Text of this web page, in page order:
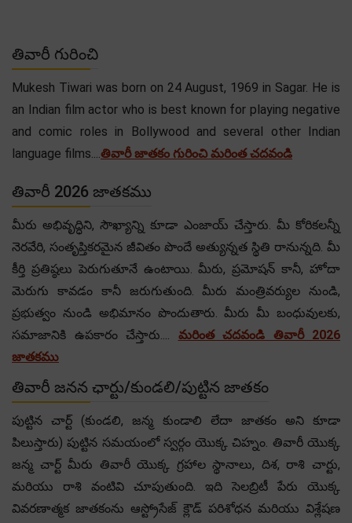
తివారీ గురించి
Mukesh Tiwari was born on 24 August, 1969 in Sagar. He is
an Indian film actor who is best known for playing negative
and comic roles in Bollywood and several other Indian
language films....తివారీ జాతకం గురించి మరింత చదవండి
తివారీ 2026 జాతకము
మీరు అభివృద్ధిని, సౌఖ్యాన్ని కూడా ఎంజాయ్ చేస్తారు. మీ కోరికలన్నీ
నెరవేరి, సంతృప్తికరమైన జీవితం పొందే అత్యున్నత స్థితి రానున్నది. మీ
కీర్తి ప్రతిష్ఠలు పెరుగుతూనే ఉంటాయి. మీరు, ప్రమోషన్ కానీ, హోదా
మెరుగు కావడం కానీ జరుగుతుంది. మీరు మంత్రివర్యుల నుండి,
ప్రభుత్వం నుండి అభిమానం పొందుతారు. మీరు మీ బంధువులకు,
సమాజానికి ఉపకారం చేస్తారు.... మరింత చదవండి తివారీ 2026
జాతకము
తివారీ జనన ఛార్టు/కుండలి/పుట్టిన జాతకం
పుట్టిన చార్ట్ (కుండలి, జన్మ కుండాలి లేదా జాతకం అని కూడా
పిలుస్తారు) పుట్టిన సమయంలో స్వర్గం యొక్క చిహ్నం. తివారీ యొక్క
జన్మ చార్ట్ మీరు తివారీ యొక్క గ్రహాల స్థానాలు, దిశ, రాశి చార్టు,
మరియు రాశి వంటివి చూపుతుంది. ఇది సెలబ్రిటీ పేరు యొక్క
వివరణాత్మక జాతకంను ఆస్ట్రోసేజ్ క్లౌడ్ పరిశోధన మరియు విశ్లేషణ